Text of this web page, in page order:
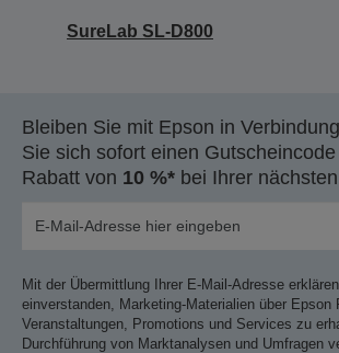
SureLab SL-D800
Bleiben Sie mit Epson in
Sie sich sofort einen
Rabatt von 10 %* bei Ihrer
Mit der Übermittlung Ihrer E-Mail-Adresse
einverstanden, Marketing-Materialien über Epson
Veranstaltungen, Promotions und Services zu
Durchführung von Marktanalysen und Umfragen